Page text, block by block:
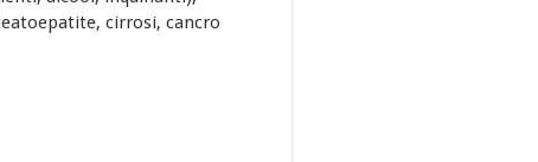
cirrosi, cancro